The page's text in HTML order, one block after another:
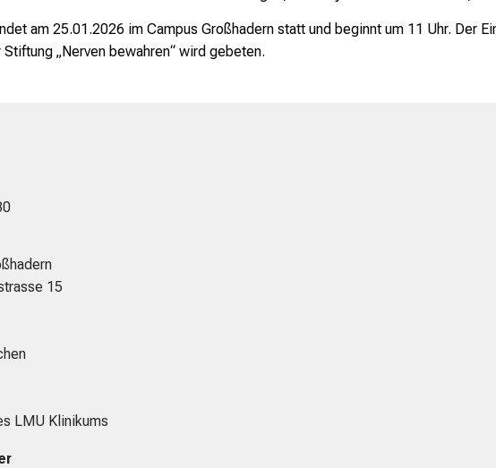
am 25.01.2026 im Campus Großhadern statt und beginnt um 11 Uhr. Der
„Nerven bewahren“ wird gebeten.
15
LMU Klinikums